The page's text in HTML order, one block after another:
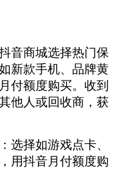
音商城选择热门保
新款手机、品牌黄
付额度购买。收到
他人或回收商，获
：选择如游戏点卡、
用抖音月付额度购